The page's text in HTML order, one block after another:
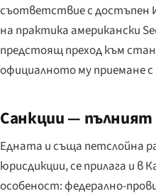
съответствие с
на практика американски
предстоящ преход към
официалното му приемане с
Санкции —
Едната и съща петслойна
юрисдикции, се прилага и в
особеност: федерално-